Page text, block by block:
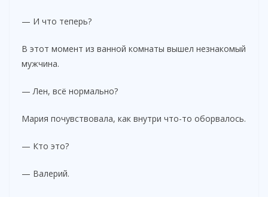
— И что теперь?
В этот момент из ванной комнаты вышел незнакомый
мужчина.
— Лен, всё нормально?
Мария почувствовала, как внутри что-то оборвалось.
— Кто это?
— Валерий.